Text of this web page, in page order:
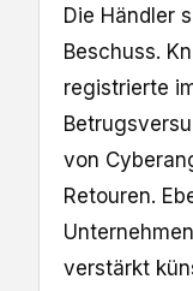
Die Händler
Beschuss.
registrierte
von
Retouren.
verstärkt